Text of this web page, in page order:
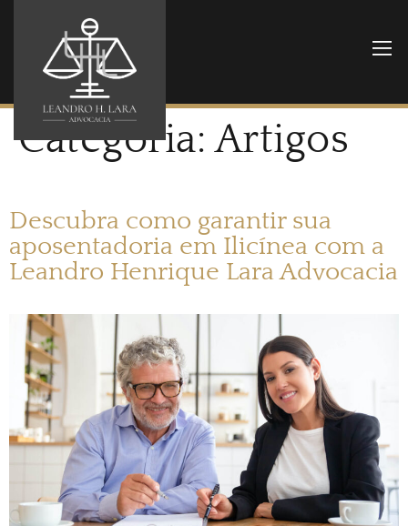
Categoria:Artigos
Descubra como garantir sua
aposentadoria em Ilicínea com a
Leandro Henrique Lara Advocacia